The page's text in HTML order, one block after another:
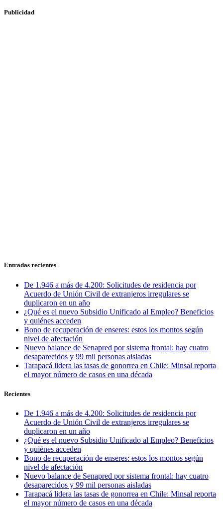
Publicidad
Entradas recientes
De 1.946 a más de 4.200: Solicitudes de residencia por
Acuerdo de Unión Civil de extranjeros irregulares se
duplicaron en un año
¿Qué es el nuevo Subsidio Unificado al Empleo? Beneficios
y quiénes acceden
Bono de recuperación de enseres: estos los montos según
nivel de afectación
Nuevo balance de Senapred por sistema frontal: hay cuatro
desaparecidos y 99 mil personas aisladas
Tarapacá lidera las tasas de gonorrea en Chile: Minsal reporta
el mayor número de casos en una década
Recientes
De 1.946 a más de 4.200: Solicitudes de residencia por
Acuerdo de Unión Civil de extranjeros irregulares se
duplicaron en un año
¿Qué es el nuevo Subsidio Unificado al Empleo? Beneficios
y quiénes acceden
Bono de recuperación de enseres: estos los montos según
nivel de afectación
Nuevo balance de Senapred por sistema frontal: hay cuatro
desaparecidos y 99 mil personas aisladas
Tarapacá lidera las tasas de gonorrea en Chile: Minsal reporta
el mayor número de casos en una década